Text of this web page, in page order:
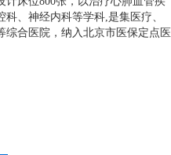
、神经内科等学科,是集医疗、
综合医院，纳入北京市医保定点医